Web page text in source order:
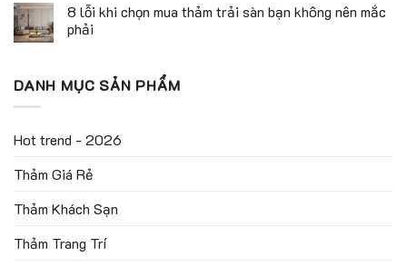
8 lỗi khi chọn mua thảm trải sàn bạn không nên mắc
phải
DANH MỤC SẢN PHẨM
Hot trend - 2026
Thảm Giá Rẻ
Thảm Khách Sạn
Thảm Trang Trí